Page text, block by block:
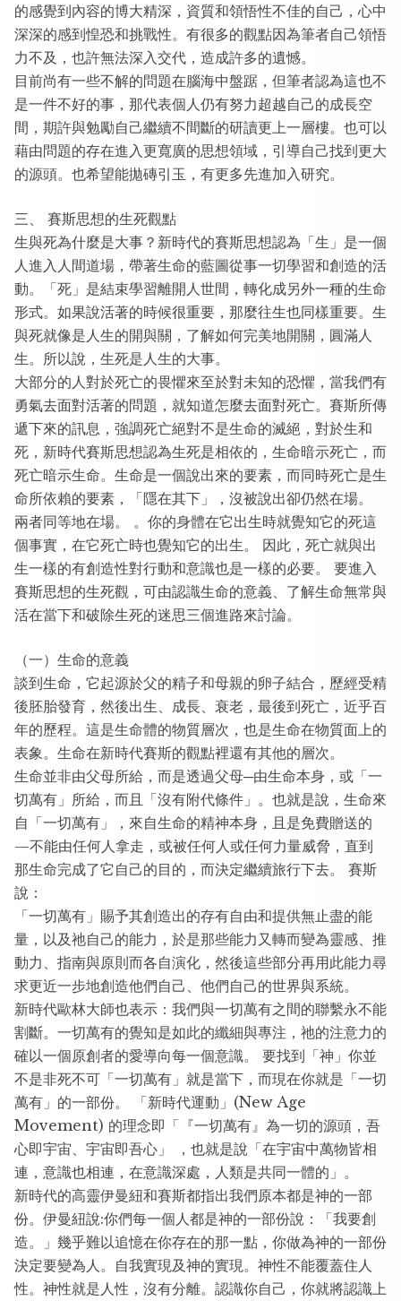
的感覺到內容的博大精深，資質和領悟性不佳的自己，心中
深深的感到惶恐和挑戰性。有很多的觀點因為筆者自己領悟
力不及，也許無法深入交代，造成許多的遺憾。
目前尚有一些不解的問題在腦海中盤踞，但筆者認為這也不
是一件不好的事，那代表個人仍有努力超越自己的成長空
間，期許與勉勵自己繼續不間斷的研讀更上一層樓。也可以
藉由問題的存在進入更寬廣的思想領域，引導自己找到更大
的源頭。也希望能拋磚引玉，有更多先進加入研究。
三、 賽斯思想的生死觀點
生與死為什麼是大事？新時代的賽斯思想認為「生」是一個
人進入人間道場，帶著生命的藍圖從事一切學習和創造的活
動。「死」是結束學習離開人世間，轉化成另外一種的生命
形式。如果說活著的時候很重要，那麼往生也同樣重要。生
與死就像是人生的開與關，了解如何完美地開關，圓滿人
生。所以說，生死是人生的大事。
大部分的人對於死亡的畏懼來至於對未知的恐懼，當我們有
勇氣去面對活著的問題，就知道怎麼去面對死亡。賽斯所傳
遞下來的訊息，強調死亡絕對不是生命的滅絕，對於生和
死，新時代賽斯思想認為生死是相依的，生命暗示死亡，而
死亡暗示生命。生命是一個說出來的要素，而同時死亡是生
命所依賴的要素，「隱在其下」，沒被說出卻仍然在場。
兩者同等地在場。 。你的身體在它出生時就覺知它的死這
個事實，在它死亡時也覺知它的出生。 因此，死亡就與出
生一樣的有創造性對行動和意識也是一樣的必要。 要進入
賽斯思想的生死觀，可由認識生命的意義、了解生命無常與
活在當下和破除生死的迷思三個進路來討論。
（一）生命的意義
談到生命，它起源於父的精子和母親的卵子結合，歷經受精
後胚胎發育，然後出生、成長、衰老，最後到死亡，近乎百
年的歷程。這是生命體的物質層次，也是生命在物質面上的
表象。生命在新時代賽斯的觀點裡還有其他的層次。
生命並非由父母所給，而是透過父母─由生命本身，或「一
切萬有」所給，而且「沒有附代條件」。也就是說，生命來
自「一切萬有」，來自生命的精神本身，且是免費贈送的
—不能由任何人拿走，或被任何人或任何力量威脅，直到
那生命完成了它自己的目的，而決定繼續旅行下去。 賽斯
說：
「一切萬有」賜予其創造出的存有自由和提供無止盡的能
量，以及祂自己的能力，於是那些能力又轉而變為靈感、推
動力、指南與原則而各自演化，然後這些部分再用此能力尋
求更近一步地創造他們自己、他們自己的世界與系統。
新時代歐林大師也表示：我們與一切萬有之間的聯繫永不能
割斷。一切萬有的覺知是如此的纖細與專注，祂的注意力的
確以一個原創者的愛導向每一個意識。 要找到「神」你並
不是非死不可「一切萬有」就是當下，而現在你就是「一切
萬有」的一部份。 「新時代運動」(New Age
Movement) 的理念即「『一切萬有』為一切的源頭，吾
心即宇宙、宇宙即吾心」 ，也就是說「在宇宙中萬物皆相
連，意識也相連，在意識深處，人類是共同一體的」。
新時代的高靈伊曼紐和賽斯都指出我們原本都是神的一部
份。伊曼紐說:你們每一個人都是神的一部份說：「我要創
造。」幾乎難以追憶在你存在的那一點，你做為神的一部份
決定要變為人。自我實現及神的實現。神性不能覆蓋住人
性。神性就是人性，沒有分離。認識你自己，你就將認識上